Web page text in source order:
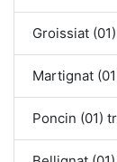
Groissiat
Martignat
Poncin (01)